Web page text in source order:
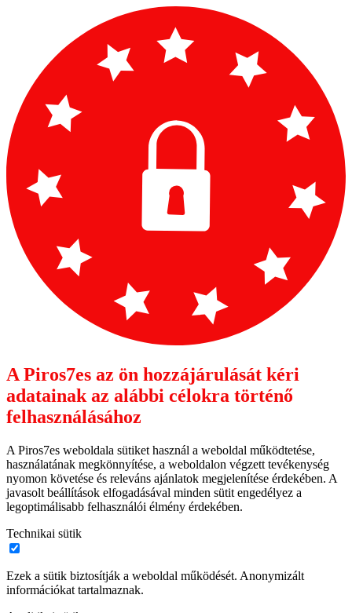
A Piros7es az ön hozzájárulását kéri
adatainak az alábbi célokra történő
felhasználásához
A Piros7es weboldala sütiket használ a weboldal működtetése,
használatának megkönnyítése, a weboldalon végzett tevékenység
nyomon követése és releváns ajánlatok megjelenítése érdekében. A
javasolt beállítások elfogadásával minden sütit engedélyez a
legoptimálisabb felhasználói élmény érdekében.
Technikai sütik
Ezek a sütik biztosítják a weboldal működését. Anonymizált
információkat tartalmaznak.